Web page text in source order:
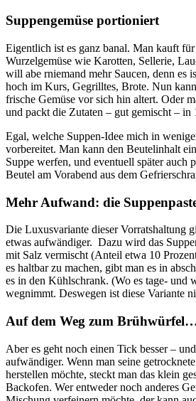
Suppengemüse portioniert
Eigentlich ist es ganz banal. Man kauft für
Wurzelgemüse wie Karotten, Sellerie,
will abe rniemand mehr Saucen, denn es
hoch im Kurs, Gegrilltes, Brote. Nun
frische Gemüse vor sich hin altert. Oder
und packt die Zutaten – gut gemischt –
Egal, welche Suppen-Idee mich in
vorbereitet. Man kann den Beutelinhalt
Suppe werfen, und eventuell später auch
Beutel am Vorabend aus dem
Mehr Aufwand: die
Die Luxusvariante dieser Vorratshaltung
etwas aufwändiger. Dazu wird das
mit Salz vermischt (Anteil etwa 10
es haltbar zu machen, gibt man es in
es in den Kühlschrank. (Wo es tage- und
wegnimmt. Deswegen ist diese Variante
Auf dem Weg zum
Aber es geht noch einen Tick besser –
aufwändiger. Wenn man seine
herstellen möchte, steckt man das klein
Backofen. Wer entweder noch anderes